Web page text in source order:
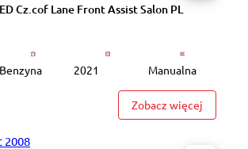
Cz.cof Lane Front Assist Salon PL
Benzyna 2021 Manualna
Zobacz więcej